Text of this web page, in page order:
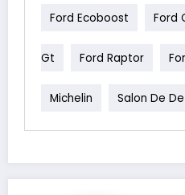
Ford Ecoboost Ford
Gt Ford Raptor
Michelin Salon De